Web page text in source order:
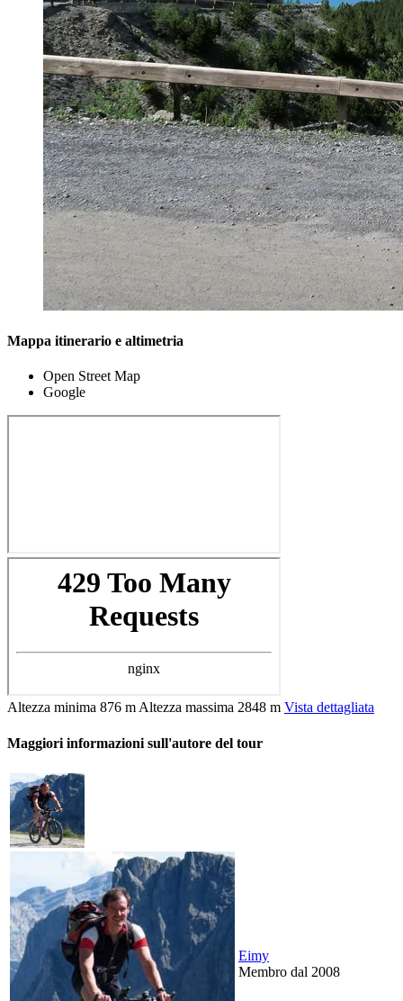
Mappa itinerario e altimetria
Open Street Map
Google
Altezza minima 876 m Altezza massima 2848 m Vista dettagliata
Maggiori informazioni sull'autore del tour
Eimy
Membro dal 2008